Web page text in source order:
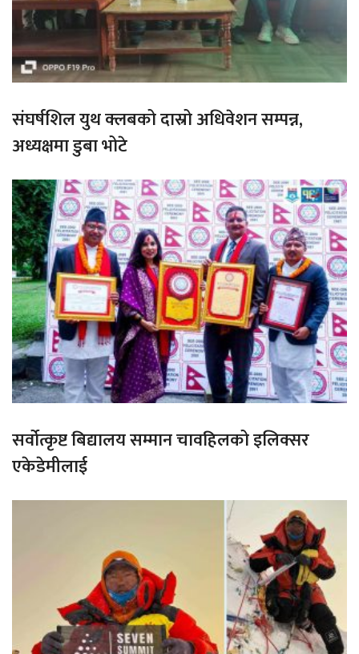
संघर्षशिल युथ क्लबको दास्रो अधिवेशन सम्पन्न,
अध्यक्षमा डुबा भोटे
सर्वोत्कृष्ट बिद्यालय सम्मान चावहिलको इलिक्सर
एकेडेमीलाई